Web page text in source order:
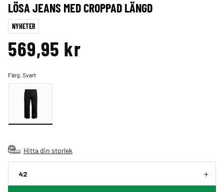
LÖSA JEANS MED CROPPAD LÄNGD
NYHETER
569,95 kr
Färg:Svart
Hitta din storlek
42